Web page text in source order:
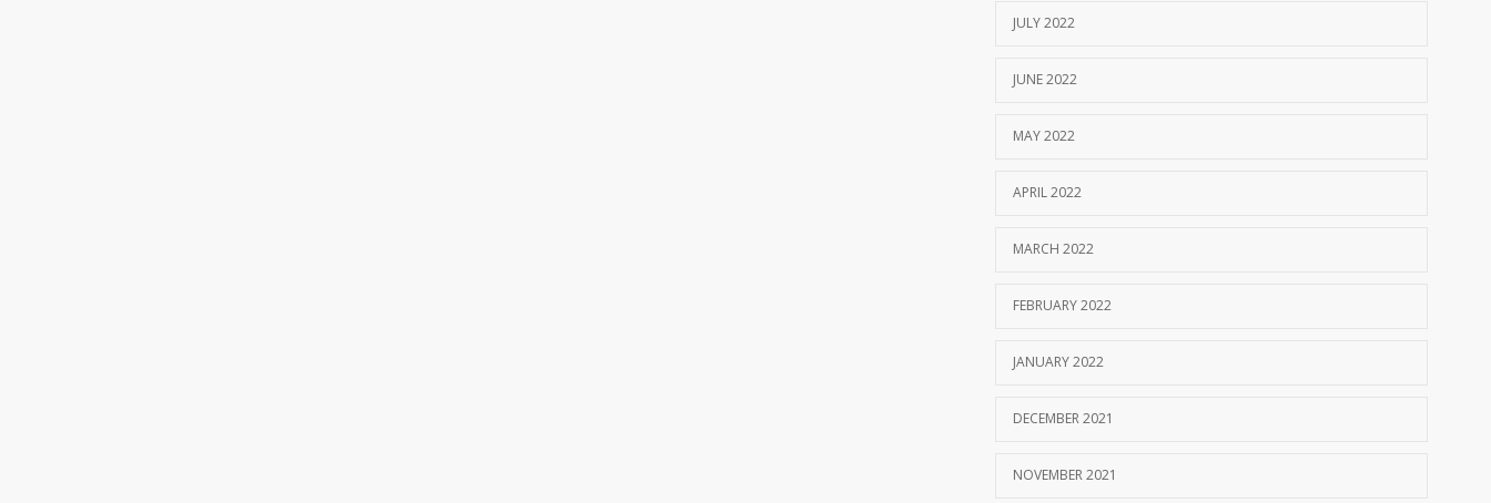
JULY 2022
JUNE 2022
MAY 2022
APRIL 2022
MARCH 2022
FEBRUARY 2022
JANUARY 2022
DECEMBER 2021
NOVEMBER 2021